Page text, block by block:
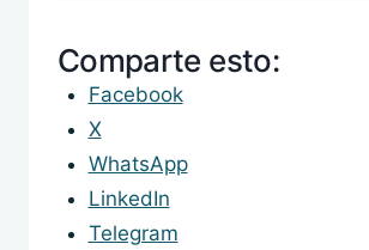
Comparte esto:
Facebook
X
WhatsApp
LinkedIn
Telegram